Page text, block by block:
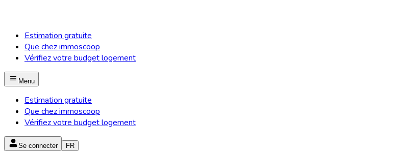
Estimation gratuite
Que chez immoscoop
Vérifiez votre budget logement
Menu
Estimation gratuite
Que chez immoscoop
Vérifiez votre budget logement
Se connecter FR